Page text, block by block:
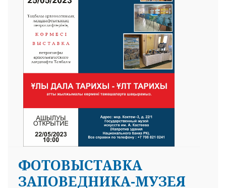
ФОТОВЫСТАВКА
ЗАПОВЕДНИКА-МУЗЕЯ